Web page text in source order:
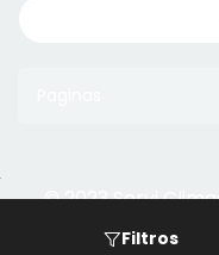
Filtros
© 2023 Servi
Powered